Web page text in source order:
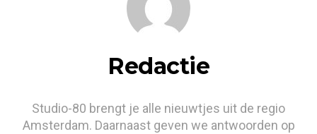
Redactie
Studio-80 brengt je alle nieuwtjes uit de regio
Amsterdam. Daarnaast geven we antwoorden op